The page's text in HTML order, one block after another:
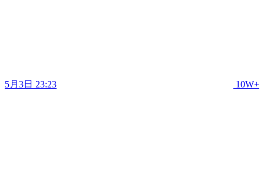
5月3日 23:23 10W+